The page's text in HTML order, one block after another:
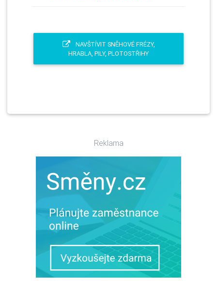
NAVŠTÍVIT SNĚHOVÉ FRÉZY,
HRABLA, PILY, PLOTOSTŘIHY
Reklama